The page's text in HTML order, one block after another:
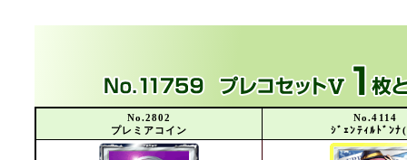
No.2802
プレミアコイン
No.4114
ｼﾞｪﾝﾃｨﾙﾄﾞﾝﾅ